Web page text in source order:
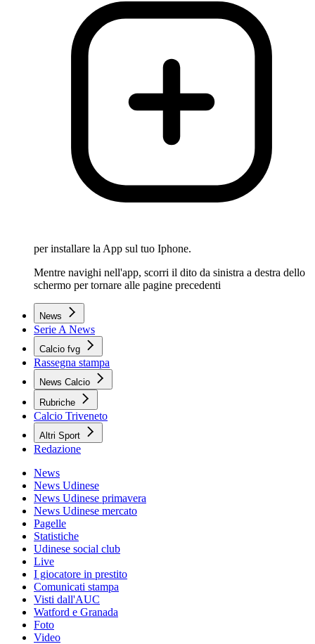
per installare la App sul tuo Iphone.
Mentre navighi nell'app, scorri il dito da sinistra a destra dello
schermo per tornare alle pagine precedenti
News
Serie A News
Calcio fvg
Rassegna stampa
News Calcio
Rubriche
Calcio Triveneto
Altri Sport
Redazione
News
News Udinese
News Udinese primavera
News Udinese mercato
Pagelle
Statistiche
Udinese social club
Live
I giocatore in prestito
Comunicati stampa
Visti dall'AUC
Watford e Granada
Foto
Video